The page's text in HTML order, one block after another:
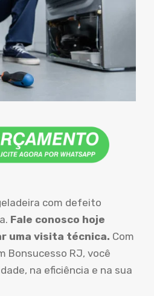
com defeito
Fale conosco hoje
uma visita técnica. Com
Bonsucesso RJ, você
na eficiência e na sua